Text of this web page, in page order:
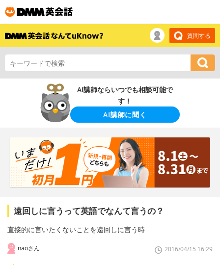
質問する
AI講師ならいつでも相談可能で
す！
AI講師に聞く
遠回しに言うって英語でなんて言うの？
直接的に言いたくないことを遠回しに言う時
naoさん 2016/04/15 16:29